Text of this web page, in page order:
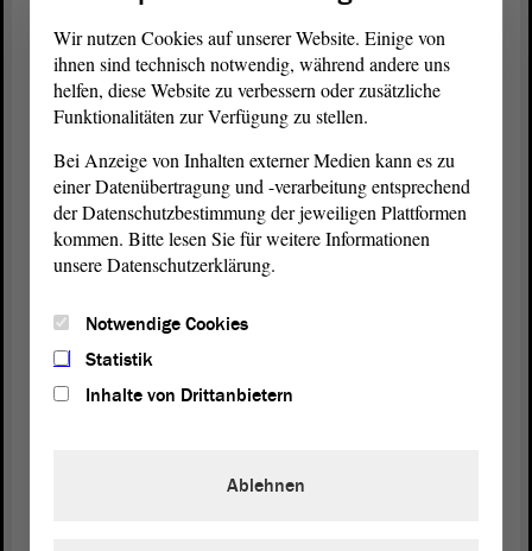
Insofern habe ich das jetzt zurückgewiesen, und
zwar ganz genau aus einem Grund: Sie hat keine
Erklärung für das Parlament abgegeben, weil das
Parlament noch nicht entschieden hat.
(Oliver Kirchner, AfD: Richtig!)
Aber eines ist auch klar. Weil wir uns heute nicht
zum ersten Mal damit beschäftigen: Der Kollege
dem heutigen, sehr langen Tag gesagt,
(Guido Kosmehl, FDP: Ja!)
dass wir das teilweise noch nicht kennen. Aber weil
Wir nutzen Cookies auf unserer Website. Einige von
ihnen sind technisch notwendig, während andere uns
helfen, diese Website zu verbessern oder zusätzliche
Funktionalitäten zur Verfügung zu stellen.
Bei Anzeige von Inhalten externer Medien kann es zu
einer Datenübertragung und -verarbeitung entsprechend
der Datenschutzbestimmung der jeweiligen Plattformen
kommen. Bitte lesen Sie für weitere Informationen
unsere Datenschutzerklärung.
Notwendige Cookies
Statistik
Inhalte von Drittanbietern
Ablehnen